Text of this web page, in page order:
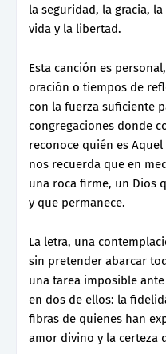
la seguridad, la gracia,
vida y la libertad.
Esta canción es
oración o tiempos de
con la fuerza suficiente
congregaciones donde
reconoce quién es
nos recuerda que en
una roca firme, un Dios
y que permanece.
La letra, una
sin pretender abarcar
una tarea imposible
en dos de ellos: la
fibras de quienes han
amor divino y la certeza